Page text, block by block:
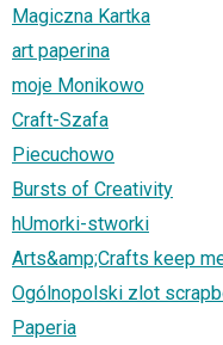
Magiczna Kartka
art paperina
moje Monikowo
Craft-Szafa
Piecuchowo
Bursts of Creativity
hUmorki-stworki
Arts&amp;Crafts keep
Ogólnopolski zlot
Paperia